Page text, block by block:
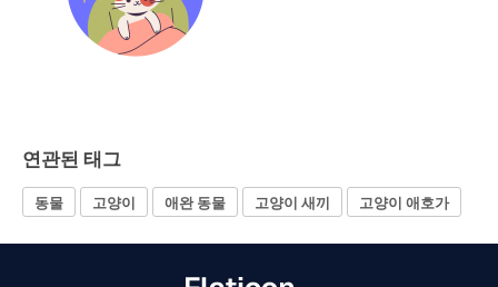
연관된 태그
동물 고양이 애완 동물 고양이 새끼 고양이 애호가